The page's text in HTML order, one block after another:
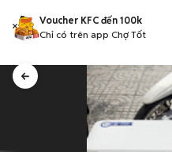
Voucher KFC đến 100k
Chỉ có trên app Chợ Tốt